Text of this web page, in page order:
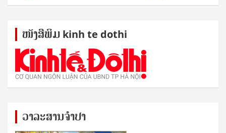
ໜັງ​ສື​ພິມ kinh te dothi
ວາລະສານຈຳປາ